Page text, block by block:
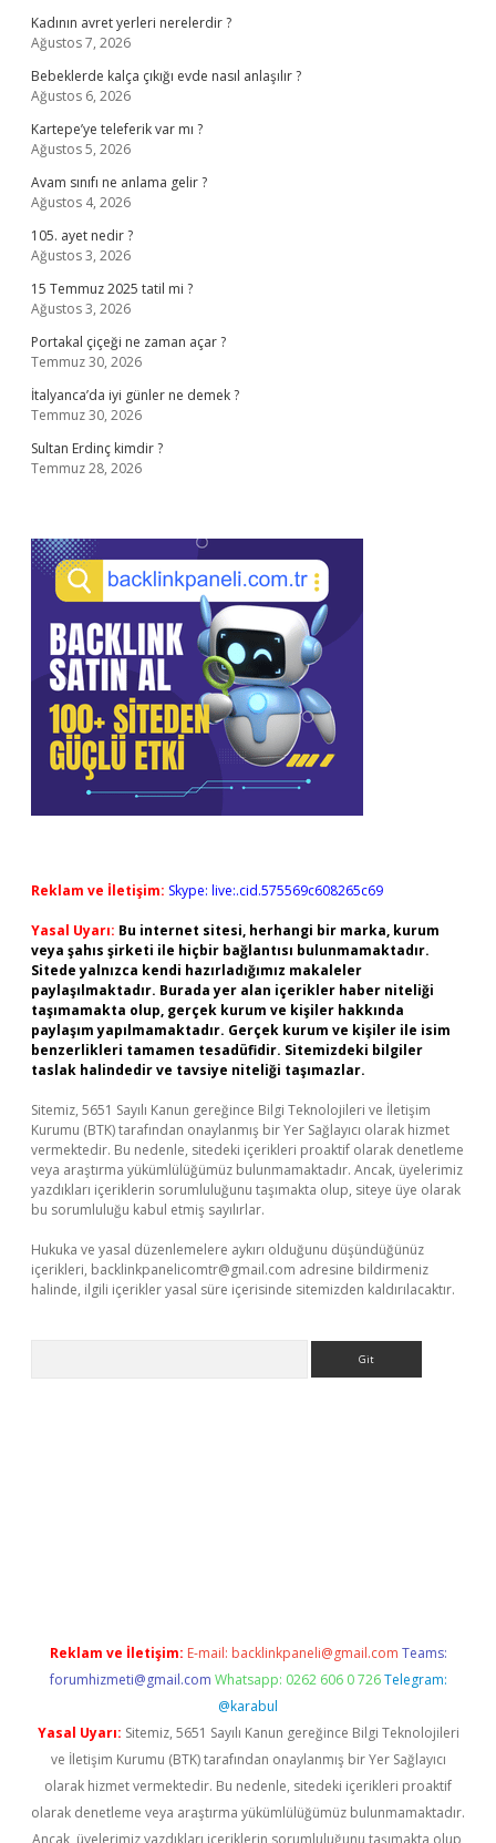
Kadının avret yerleri nerelerdir ?
Ağustos 7, 2026
Bebeklerde kalça çıkığı evde nasıl anlaşılır ?
Ağustos 6, 2026
Kartepe’ye teleferik var mı ?
Ağustos 5, 2026
Avam sınıfı ne anlama gelir ?
Ağustos 4, 2026
105. ayet nedir ?
Ağustos 3, 2026
15 Temmuz 2025 tatil mi ?
Ağustos 3, 2026
Portakal çiçeği ne zaman açar ?
Temmuz 30, 2026
İtalyanca’da iyi günler ne demek ?
Temmuz 30, 2026
Sultan Erdinç kimdir ?
Temmuz 28, 2026
Reklam ve İletişim: Skype: live:.cid.575569c608265c69
Yasal Uyarı: Bu internet sitesi, herhangi bir marka, kurum
veya şahıs şirketi ile hiçbir bağlantısı bulunmamaktadır.
Sitede yalnızca kendi hazırladığımız makaleler
paylaşılmaktadır. Burada yer alan içerikler haber niteliği
taşımamakta olup, gerçek kurum ve kişiler hakkında
paylaşım yapılmamaktadır. Gerçek kurum ve kişiler ile isim
benzerlikleri tamamen tesadüfidir. Sitemizdeki bilgiler
taslak halindedir ve tavsiye niteliği taşımazlar.
Sitemiz, 5651 Sayılı Kanun gereğince Bilgi Teknolojileri ve İletişim
Kurumu (BTK) tarafından onaylanmış bir Yer Sağlayıcı olarak hizmet
vermektedir. Bu nedenle, sitedeki içerikleri proaktif olarak denetleme
veya araştırma yükümlülüğümüz bulunmamaktadır. Ancak, üyelerimiz
yazdıkları içeriklerin sorumluluğunu taşımakta olup, siteye üye olarak
bu sorumluluğu kabul etmiş sayılırlar.
Hukuka ve yasal düzenlemelere aykırı olduğunu düşündüğünüz
içerikleri, backlinkpanelicomtr@gmail.com adresine bildirmeniz
halinde, ilgili içerikler yasal süre içerisinde sitemizden kaldırılacaktır.
Reklam ve İletişim: E-mail: backlinkpaneli@gmail.com Teams:
forumhizmeti@gmail.com Whatsapp: 0262 606 0 726 Telegram:
@karabul
Yasal Uyarı: Sitemiz, 5651 Sayılı Kanun gereğince Bilgi Teknolojileri
ve İletişim Kurumu (BTK) tarafından onaylanmış bir Yer Sağlayıcı
olarak hizmet vermektedir. Bu nedenle, sitedeki içerikleri proaktif
olarak denetleme veya araştırma yükümlülüğümüz bulunmamaktadır.
Ancak, üyelerimiz yazdıkları içeriklerin sorumluluğunu taşımakta olup,